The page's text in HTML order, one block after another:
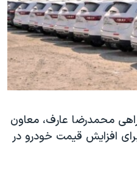
محمدرضا عارف، معاون
افزایش قیمت خودرو در